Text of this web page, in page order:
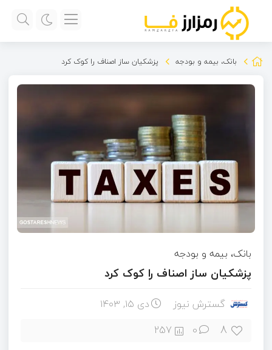
بانک، بیمه و بودجه پزشکیان ساز اصناف را کوک کرد
بانک، بیمه و بودجه
پزشکیان ساز اصناف را کوک کرد
گسترش نیوز دی ۱۵, ۱۴۰۳
8
0
257